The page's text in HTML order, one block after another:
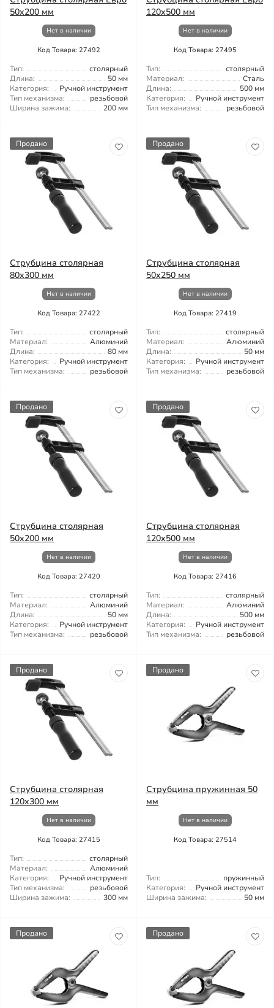
50x200 мм
Нет в наличии
Код Товара: 27492
Тип:
столярный
Длина:
50 мм
Категория:
Ручной инструмент
Тип механизма:
резьбовой
Ширина зажима:
200 мм
120x500 мм
Нет в наличии
Код Товара: 27495
Тип:
столярный
Материал:
Сталь
Длина:
500 мм
Категория:
Ручной инструмент
Тип механизма:
резьбовой
Продано
Струбцина столярная
80x300 мм
Нет в наличии
Код Товара: 27422
Тип:
столярный
Материал:
Алюминий
Длина:
80 мм
Категория:
Ручной инструмент
Тип механизма:
резьбовой
Продано
Струбцина столярная
50x250 мм
Нет в наличии
Код Товара: 27419
Тип:
столярный
Материал:
Алюминий
Длина:
50 мм
Категория:
Ручной инструмент
Тип механизма:
резьбовой
Продано
Струбцина столярная
50x200 мм
Нет в наличии
Код Товара: 27420
Тип:
столярный
Материал:
Алюминий
Длина:
50 мм
Категория:
Ручной инструмент
Тип механизма:
резьбовой
Продано
Струбцина столярная
120x500 мм
Нет в наличии
Код Товара: 27416
Тип:
столярный
Материал:
Алюминий
Длина:
500 мм
Категория:
Ручной инструмент
Тип механизма:
резьбовой
Продано
Струбцина столярная
120x300 мм
Нет в наличии
Код Товара: 27415
Тип:
столярный
Материал:
Алюминий
Категория:
Ручной инструмент
Тип механизма:
резьбовой
Ширина зажима:
300 мм
Продано
Струбцина пружинная 50
мм
Нет в наличии
Код Товара: 27514
Тип:
пружинный
Категория:
Ручной инструмент
Ширина зажима:
50 мм
Продано Продано